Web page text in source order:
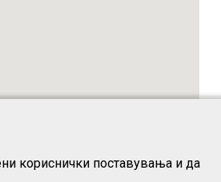
кориснички поставувања и да